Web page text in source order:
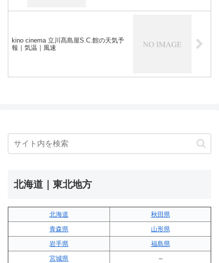
kino cinema 立川髙島屋S.C.館の天気予
報｜気温｜風速
北海道｜東北地方
北海道
秋田県
青森県
山形県
岩手県
福島県
宮城県
–